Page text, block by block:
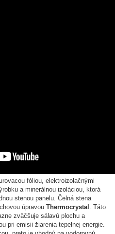
fóliou, elektroizolačnými
a minerálnou izoláciou, ktorá
stenou panelu. Čelná stena
úpravou Thermocrystal . Táto
zväčšuje sálavú plochu a
pri emisii žiarenia tepelnej energie.